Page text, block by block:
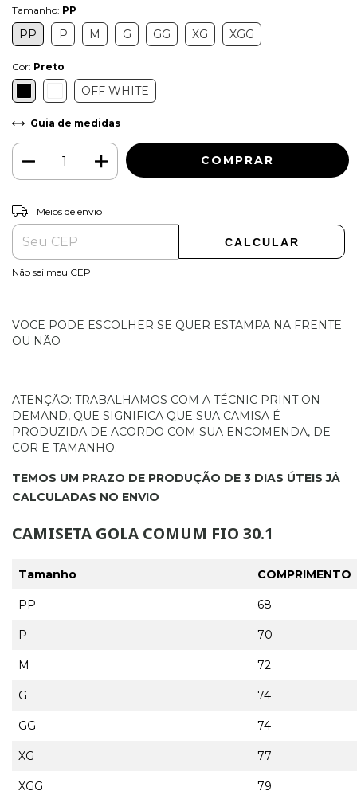
Tamanho: PP
PP P M G GG XG XGG
Cor: Preto
OFF WHITE
Guia de medidas
Entregas para o CEP:
Meios de envio
CALCULAR
Não sei meu CEP
VOCE PODE ESCOLHER SE QUER ESTAMPA NA FRENTE
OU NÃO
ATENÇÃO: TRABALHAMOS COM A TÉCNIC PRINT ON
DEMAND, QUE SIGNIFICA QUE SUA CAMISA É
PRODUZIDA DE ACORDO COM SUA ENCOMENDA, DE
COR E TAMANHO.
TEMOS UM PRAZO DE PRODUÇÃO DE 3 DIAS ÚTEIS JÁ
CALCULADAS NO ENVIO
CAMISETA GOLA COMUM FIO 30.1
Tamanho COMPRIMENTO
PP 68
P 70
M 72
G 74
GG 74
XG 77
XGG 79